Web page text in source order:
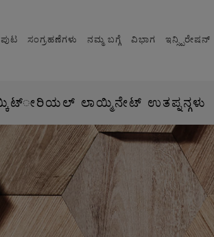
ಸಂಗ್ರಹಣೆಗಳು ನಮ್ಮ ಬಗ್ಗೆ ವಿಭಾಗ ಇನ್ಸ್ಪಿರೇಷನ್
ಲಾಯ್ಮಿನೇಟ್ ಉತಪ್ನನ್ಗಳು